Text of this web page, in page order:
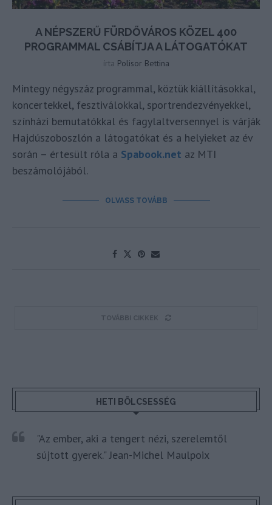
A NÉPSZERŰ FÜRDŐVÁROS KÖZEL 400
PROGRAMMAL CSÁBÍTJA A LÁTOGATÓKAT
írta Polisor Bettina
Mintegy négyszáz programmal, köztük kiállításokkal,
koncertekkel, fesztiválokkal, sportrendezvényekkel,
színházi bemutatókkal és fagylaltversennyel is várják
Hajdúszoboszlón a látogatókat és a helyieket az év
során – értesült róla a Spabook.net az MTI
beszámolójából.
OLVASS TOVÁBB
TOVÁBBI CIKKEK
HETI BÖLCSESSÉG
"Az ember, aki a tengert nézi, szerelemtől
sújtott gyerek." Jean-Michel Maulpoix